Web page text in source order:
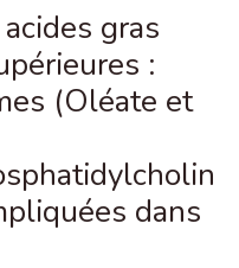
gras
:
(Oléate et
dans